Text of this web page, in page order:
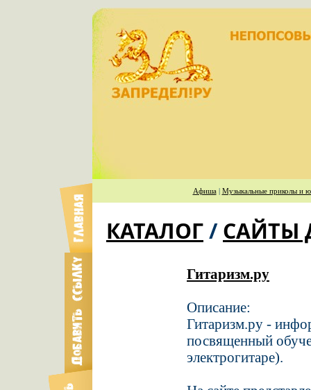
Афиша| Музыкальные приколы и
КАТАЛОГ/САЙТЫ
Гитаризм.ру
Описание:
Гитаризм.ру -
посвященный
электрогитаре).